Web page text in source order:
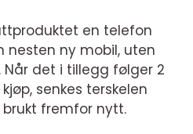
en telefon
nesten ny mobil, uten
det i tillegg følger 2
senkes terskelen
fremfor nytt.